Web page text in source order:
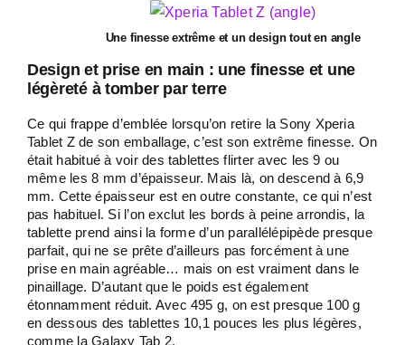
Une finesse extrême et un design tout en angle
Design et prise en main : une finesse et une
légèreté à tomber par terre
Ce qui frappe d’emblée lorsqu’on retire la Sony Xperia
Tablet Z de son emballage, c’est son extrême finesse. On
était habitué à voir des tablettes flirter avec les 9 ou
même les 8 mm d’épaisseur. Mais là, on descend à 6,9
mm. Cette épaisseur est en outre constante, ce qui n’est
pas habituel. Si l’on exclut les bords à peine arrondis, la
tablette prend ainsi la forme d’un parallélépipède presque
parfait, qui ne se prête d’ailleurs pas forcément à une
prise en main agréable… mais on est vraiment dans le
pinaillage. D’autant que le poids est également
étonnamment réduit. Avec 495 g, on est presque 100 g
en dessous des tablettes 10,1 pouces les plus légères,
comme la Galaxy Tab 2.